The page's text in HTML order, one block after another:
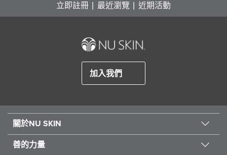
立即註冊 最近瀏覽 近期活動
加入我們
關於NU SKIN
關於我們
善的力量